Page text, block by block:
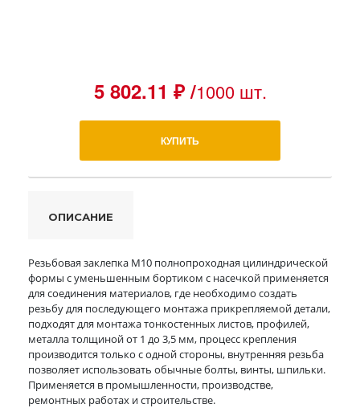
5 802.11 ₽ /1000 шт.
КУПИТЬ
ОПИСАНИЕ
Резьбовая заклепка М10 полнопроходная цилиндрической
формы с уменьшенным бортиком с насечкой применяется
для соединения материалов, где необходимо создать
резьбу для последующего монтажа прикрепляемой детали,
подходят для монтажа тонкостенных листов, профилей,
металла толщиной от 1 до 3,5 мм, процесс крепления
производится только с одной стороны, внутренняя резьба
позволяет использовать обычные болты, винты, шпильки.
Применяется в промышленности, производстве,
ремонтных работах и строительстве.